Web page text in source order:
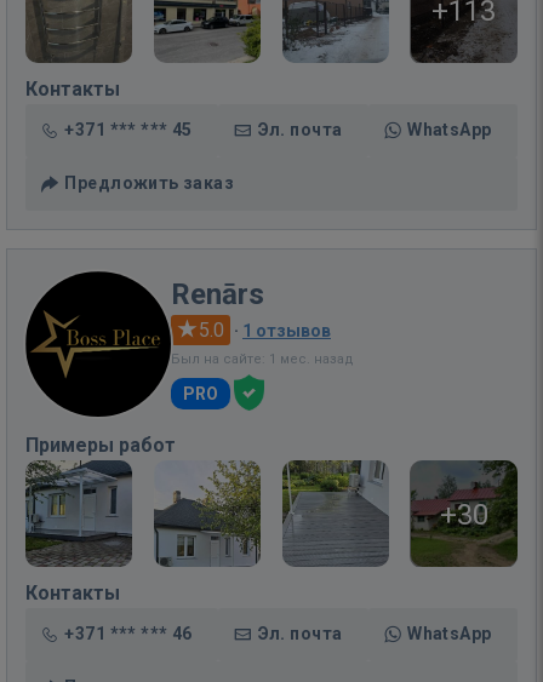
+113
Контакты
+371 *** *** 45 Эл. почта WhatsApp
Предложить заказ
Renārs
5.0 · 1 отзывов
Был на сайте: 1 мес. назад
PRO
Примеры работ
+30
Контакты
+371 *** *** 46 Эл. почта WhatsApp